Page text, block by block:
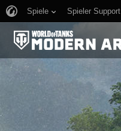
Spiele Spieler Support